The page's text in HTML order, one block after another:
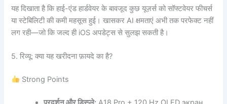
यह दिखाता है कि हाई-एंड हार्डवेयर के बावजूद कुछ यूज़र्स को सॉफ्टवेयर फीचर्स
या स्टेबिलिटी की कमी महसूस हुई। खासकर AI क्षमताएं अभी तक परफेक्ट नहीं
लग रही—जो कि जल्द ही iOS अपडेट्स से सुलझ सकती है।
5. रिव्यू: क्या यह खरीदना फ़ायदे का है?
Strong Points